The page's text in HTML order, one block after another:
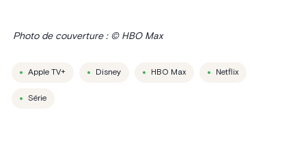
Photo de couverture : © HBO Max
Apple TV+ Disney HBO Max Netflix
Série